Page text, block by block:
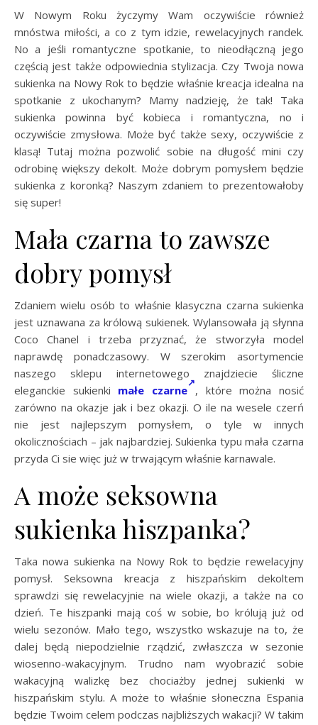
W Nowym Roku życzymy Wam oczywiście również
mnóstwa miłości, a co z tym idzie, rewelacyjnych randek.
No a jeśli romantyczne spotkanie, to nieodłączną jego
częścią jest także odpowiednia stylizacja. Czy Twoja nowa
sukienka na Nowy Rok to będzie właśnie kreacja idealna na
spotkanie z ukochanym? Mamy nadzieję, że tak! Taka
sukienka powinna być kobieca i romantyczna, no i
oczywiście zmysłowa. Może być także sexy, oczywiście z
klasą! Tutaj można pozwolić sobie na długość mini czy
odrobinę większy dekolt. Może dobrym pomysłem będzie
sukienka z koronką? Naszym zdaniem to prezentowałoby
się super!
Mała czarna to zawsze
dobry pomysł
Zdaniem wielu osób to właśnie klasyczna czarna sukienka
jest uznawana za królową sukienek. Wylansowała ją słynna
Coco Chanel i trzeba przyznać, że stworzyła model
naprawdę ponadczasowy. W szerokim asortymencie
naszego sklepu internetowego znajdziecie śliczne
eleganckie sukienki małe czarne , które można nosić
zarówno na okazje jak i bez okazji. O ile na wesele czerń
nie jest najlepszym pomysłem, o tyle w innych
okolicznościach – jak najbardziej. Sukienka typu mała czarna
przyda Ci sie więc już w trwającym właśnie karnawale.
A może seksowna
sukienka hiszpanka?
Taka nowa sukienka na Nowy Rok to będzie rewelacyjny
pomysł. Seksowna kreacja z hiszpańskim dekoltem
sprawdzi się rewelacyjnie na wiele okazji, a także na co
dzień. Te hiszpanki mają coś w sobie, bo królują już od
wielu sezonów. Mało tego, wszystko wskazuje na to, że
dalej będą niepodzielnie rządzić, zwłaszcza w sezonie
wiosenno-wakacyjnym. Trudno nam wyobrazić sobie
wakacyjną walizkę bez chociażby jednej sukienki w
hiszpańskim stylu. A może to właśnie słoneczna Espania
będzie Twoim celem podczas najbliższych wakacji? W takim